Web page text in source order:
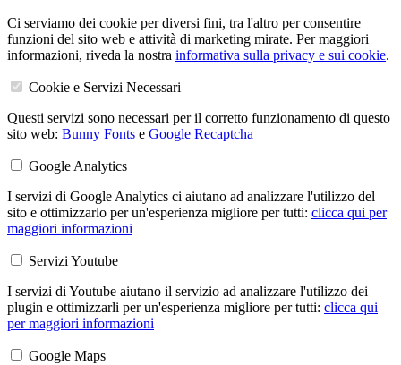
Ci serviamo dei cookie per diversi fini, tra l'altro per consentire
funzioni del sito web e attività di marketing mirate. Per maggiori
informazioni, riveda la nostra informativa sulla privacy e sui cookie.
Cookie e Servizi Necessari
Questi servizi sono necessari per il corretto funzionamento di questo
sito web: Bunny Fonts e Google Recaptcha
Google Analytics
I servizi di Google Analytics ci aiutano ad analizzare l'utilizzo del
sito e ottimizzarlo per un'esperienza migliore per tutti: clicca qui per
maggiori informazioni
Servizi Youtube
I servizi di Youtube aiutano il servizio ad analizzare l'utilizzo dei
plugin e ottimizzarli per un'esperienza migliore per tutti: clicca qui
per maggiori informazioni
Google Maps